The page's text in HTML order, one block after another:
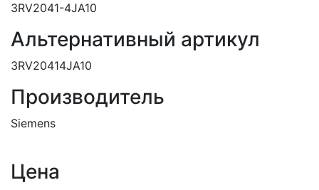
3RV2041-4JA10
Альтернативный артикул
3RV20414JA10
Производитель
Siemens
Цена